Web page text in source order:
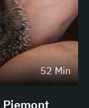
52 Min